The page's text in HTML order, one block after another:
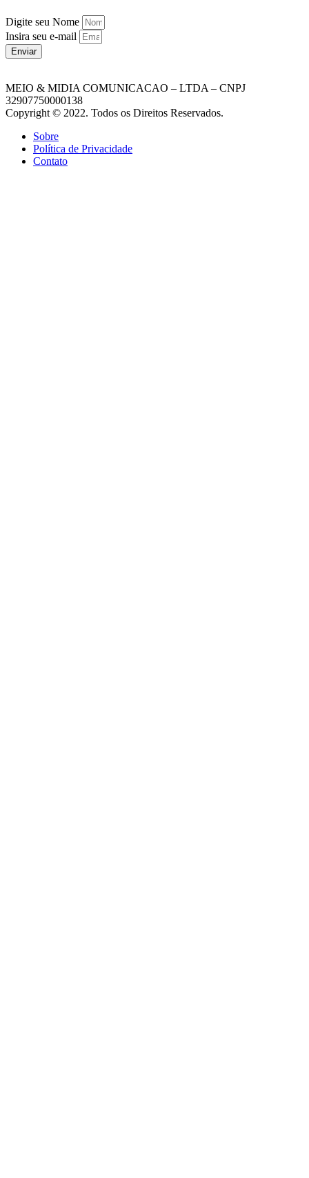
Digite seu Nome
Insira seu e-mail
Enviar
MEIO & MIDIA COMUNICACAO – LTDA – CNPJ
32907750000138
Copyright © 2022. Todos os Direitos Reservados.
Sobre
Política de Privacidade
Contato